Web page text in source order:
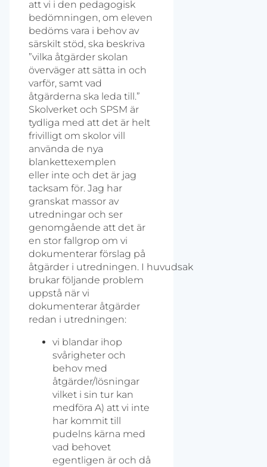
att vi i den pedagogisk
bedömningen, om eleven
bedöms vara i behov av
särskilt stöd, ska beskriva
”vilka åtgärder skolan
överväger att sätta in och
varför, samt vad
åtgärderna ska leda till.”
Skolverket och SPSM är
tydliga med att det är helt
frivilligt om skolor vill
använda de nya
blankettexemplen
eller inte och det är jag
tacksam för. Jag har
granskat massor av
utredningar och ser
genomgående att det är
en stor fallgrop om vi
dokumenterar förslag på
åtgärder i utredningen. I huvudsak
brukar följande problem
uppstå när vi
dokumenterar åtgärder
redan i utredningen:
vi blandar ihop
svårigheter och
behov med
åtgärder/lösningar
vilket i sin tur kan
medföra A) att vi inte
har kommit till
pudelns kärna med
vad behovet
egentligen är och då